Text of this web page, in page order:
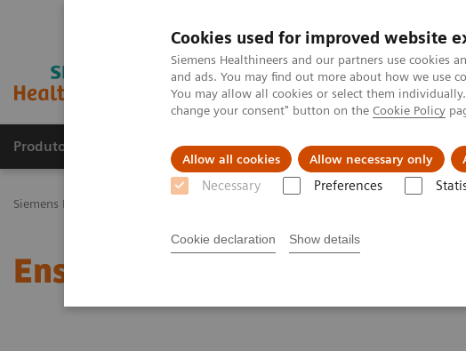
Cookies used for improved website
Siemens Healthineers and our partners use cookies
and ads. You may find out more about how we use
You may allow all cookies or select them
change your consent" button on the Cookie Policy
Allow all cookies Allow necessary only
Necessary Preferences
Cookie declaration Show details
Produtos e serviços Especialidades Clínicas e Patologias
Siemens Healthineers Brasil
Ensaios por doenças e